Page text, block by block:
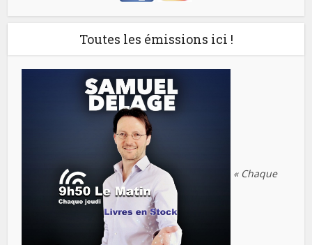
Toutes les émissions ici !
« Chaque